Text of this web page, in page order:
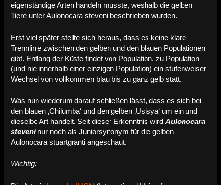
eigenständige Arten handeln musste, weshalb die gelben
Tiere unter Aulonocara steveni beschrieben wurden.
Erst viel später stellte sich heraus, dass es keine klare
Trennlinie zwischen den gelben und den blauen Populationen
gibt. Entlang der Küste findet von Population, zu Population
(und nie innerhalb einer einzigen Population) ein stufenweiser
Wechsel von vollkommen blau bis zu ganz gelb statt.
Was nun wiederum darauf schließen lässt, dass es sich bei
den blauen ‚Chilumba‘ und den gelben ‚Usisya‘ um ein und
dieselbe Art handelt. Seit dieser Erkenntnis wirdAulonocara
steveninur noch als Juniorsynonym für die gelben
Aulonocara stuartgranti angeschaut.
Wichtig: